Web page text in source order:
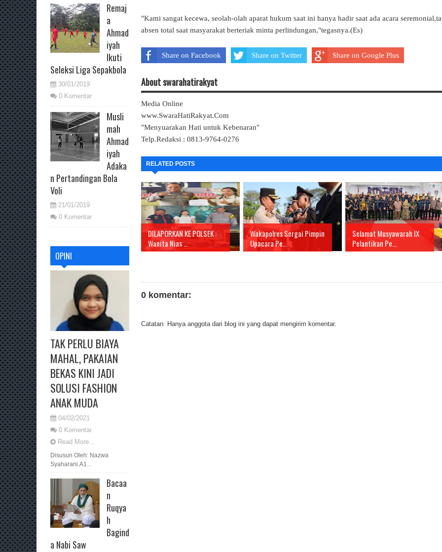
Remaj
a
Ahmad
iyah
Ikuti
Seleksi Liga Sepakbola
30/01/2019
0 Komentar
Musli
mah
Ahmad
iyah
Adaka
n Pertandingan Bola
Voli
21/01/2019
0 Komentar
OPINI
TAK PERLU BIAYA
MAHAL, PAKAIAN
BEKAS KINI JADI
SOLUSI FASHION
ANAK MUDA
04/02/2021
0 Komentar
Read More...
Disusun Oleh: Nazwa
Syaharani.A1...
Bacaa
n
Ruqya
h
Bagind
a Nabi Saw
"Kami sangat kecewa, seolah-olah aparat hukum saat ini hanya hadir saat ada acara
absen total saat masyarakat berteriak minta perlindungan,"tegasnya.(Es)
Share on Facebook Share on Twitter Share on Google Plus
About swarahatirakyat
Media Online
www.SwaraHatiRakyat.Com
"Menyuarakan Hati untuk Kebenaran"
Telp.Redaksi : 0813-9764-0276
RELATED POSTS
DILAPORKAN KE POLSEK :
Wanita Nias ...
Wakapolres Sergai Pimpin
Upacara Pe...
Selamat Musyawarah IX
Pelantikan Pe...
0 komentar:
Catatan: Hanya anggota dari blog ini yang dapat mengirim komentar.